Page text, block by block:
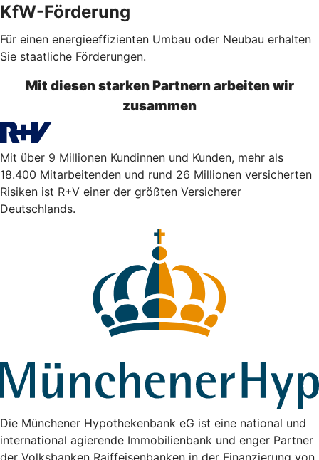
KfW-Förderung
Für einen energieeffizienten Umbau oder Neubau erhalten
Sie staatliche Förderungen.
Mit diesen starken Partnern arbeiten wir
zusammen
Mit über 9 Millionen Kundinnen und Kunden, mehr als
18.400 Mitarbeitenden und rund 26 Millionen versicherten
Risiken ist R+V einer der größten Versicherer
Deutschlands.
Die Münchener Hypothekenbank eG ist eine national und
international agierende Immobilienbank und enger Partner